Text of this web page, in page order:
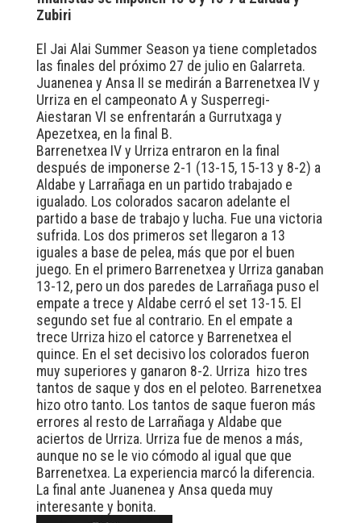
Zubiri
El Jai Alai Summer Season ya tiene completados
las finales del próximo 27 de julio en Galarreta.
Juanenea y Ansa II se medirán a Barrenetxea IV y
Urriza en el campeonato A y Susperregi-
Aiestaran VI se enfrentarán a Gurrutxaga y
Apezetxea, en la final B.
Barrenetxea IV y Urriza entraron en la final
después de imponerse 2-1 (13-15, 15-13 y 8-2) a
Aldabe y Larrañaga en un partido trabajado e
igualado. Los colorados sacaron adelante el
partido a base de trabajo y lucha. Fue una victoria
sufrida. Los dos primeros set llegaron a 13
iguales a base de pelea, más que por el buen
juego. En el primero Barrenetxea y Urriza ganaban
13-12, pero un dos paredes de Larrañaga puso el
empate a trece y Aldabe cerró el set 13-15. El
segundo set fue al contrario. En el empate a
trece Urriza hizo el catorce y Barrenetxea el
quince. En el set decisivo los colorados fueron
muy superiores y ganaron 8-2. Urriza hizo tres
tantos de saque y dos en el peloteo. Barrenetxea
hizo otro tanto. Los tantos de saque fueron más
errores al resto de Larrañaga y Aldabe que
aciertos de Urriza. Urriza fue de menos a más,
aunque no se le vio cómodo al igual que que
Barrenetxea. La experiencia marcó la diferencia.
La final ante Juanenea y Ansa queda muy
interesante y bonita.